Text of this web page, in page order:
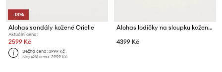
-13%
Alohas sandály kožené Orielle
Aktuální cena:
2599 Kč
Běžná cena:3999 Kč
Nejnižší cena:2999 Kč
Alohas lodičky na sloupku kožené Rhiane
4399 Kč